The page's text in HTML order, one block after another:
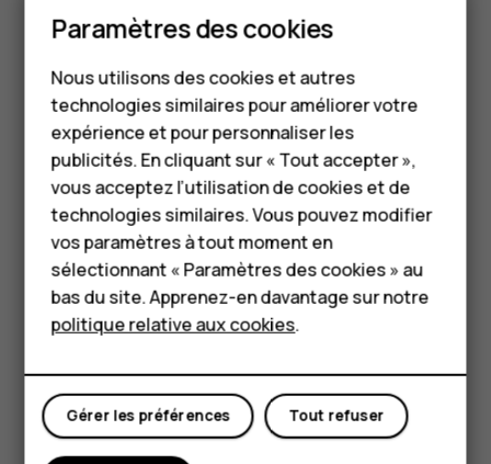
Smartphones
Téléphones classiques
Accessoires
HMD Terra M
Pour les entreprises
Tablettes
Boutique
peuvent nécessiter le transfert de faibles volumes de
données sur le réseau mobile. Si vous souhaitez éviter les
frais de données, notamment lorsque vous voyagez,
vous pouvez désactiver la connexion de données mobiles
dans les paramètres du téléphone.
Le positionnement Wi-Fi améliore la précision de la
position lorsque des signaux satellites ne sont pas
disponibles, en particulier lorsque vous vous trouvez à
l'intérieur ou entre de grands bâtiments. Si vous vous
trouvez dans un lieu où l'utilisation du Wi-Fi est interdite,
vous pouvez le désactiver dans les paramètres de votre
téléphone.
activezLocalisation.
Paramètres des cookies
Nous utilisons des cookies et autres
technologies similaires pour améliorer votre
expérience et pour personnaliser les
publicités. En cliquant sur « Tout accepter »,
vous acceptez l’utilisation de cookies et de
technologies similaires. Vous pouvez modifier
vos paramètres à tout moment en
sélectionnant « Paramètres des cookies » au
bas du site. Apprenez-en davantage sur notre
politique relative aux cookies.
Tout refuser
Gérer les préférences